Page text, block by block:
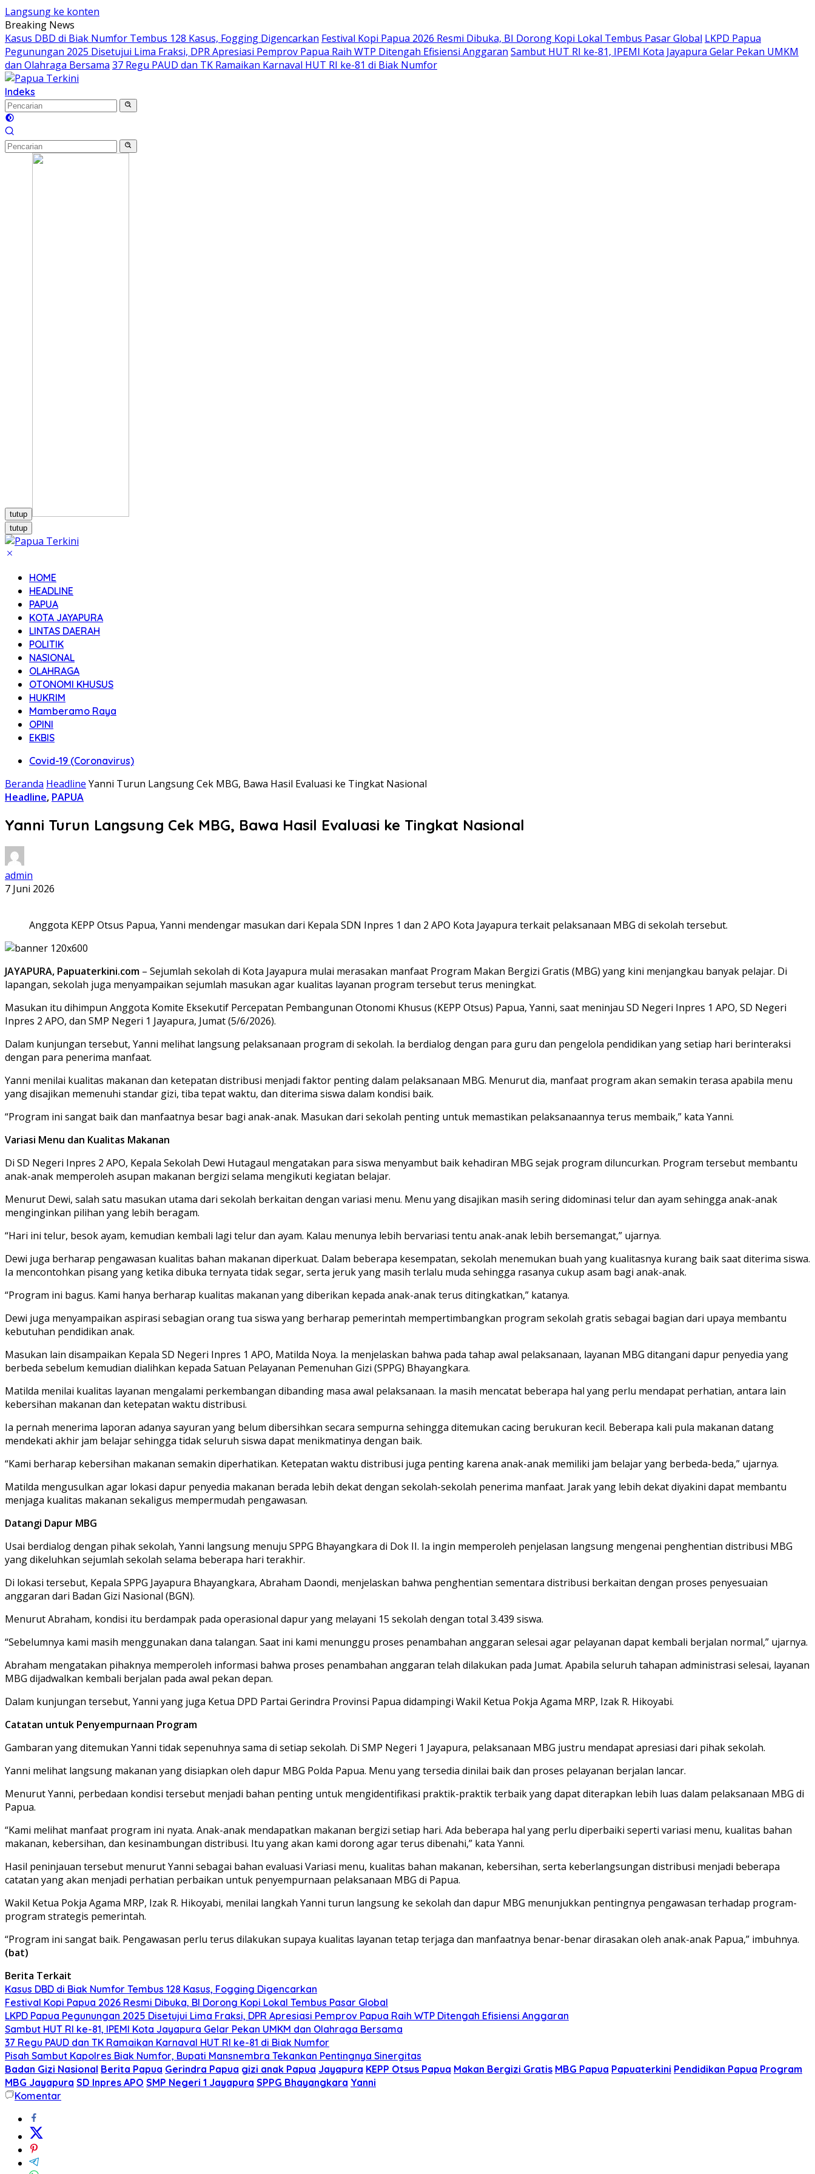
Langsung ke konten
Breaking News
Kasus DBD di Biak Numfor Tembus 128 Kasus, Fogging Digencarkan Festival Kopi Papua 2026 Resmi Dibuka, BI Dorong Kopi Lokal Tembus Pasar Global LKPD Papua
Pegunungan 2025 Disetujui Lima Fraksi, DPR Apresiasi Pemprov Papua Raih WTP Ditengah Efisiensi Anggaran Sambut HUT RI ke-81, IPEMI Kota Jayapura Gelar Pekan UMKM
dan Olahraga Bersama 37 Regu PAUD dan TK Ramaikan Karnaval HUT RI ke-81 di Biak Numfor
Indeks
tutup
tutup
HOME
HEADLINE
PAPUA
KOTA JAYAPURA
LINTAS DAERAH
POLITIK
NASIONAL
OLAHRAGA
OTONOMI KHUSUS
HUKRIM
Mamberamo Raya
OPINI
EKBIS
Covid-19 (Coronavirus)
Beranda Headline Yanni Turun Langsung Cek MBG, Bawa Hasil Evaluasi ke Tingkat Nasional
Headline, PAPUA
Yanni Turun Langsung Cek MBG, Bawa Hasil Evaluasi ke Tingkat Nasional
admin
7 Juni 2026
Anggota KEPP Otsus Papua, Yanni mendengar masukan dari Kepala SDN Inpres 1 dan 2 APO Kota Jayapura terkait pelaksanaan MBG di sekolah tersebut.
JAYAPURA, Papuaterkini.com – Sejumlah sekolah di Kota Jayapura mulai merasakan manfaat Program Makan Bergizi Gratis (MBG) yang kini menjangkau banyak pelajar. Di
lapangan, sekolah juga menyampaikan sejumlah masukan agar kualitas layanan program tersebut terus meningkat.
Masukan itu dihimpun Anggota Komite Eksekutif Percepatan Pembangunan Otonomi Khusus (KEPP Otsus) Papua, Yanni, saat meninjau SD Negeri Inpres 1 APO, SD Negeri
Inpres 2 APO, dan SMP Negeri 1 Jayapura, Jumat (5/6/2026).
Dalam kunjungan tersebut, Yanni melihat langsung pelaksanaan program di sekolah. Ia berdialog dengan para guru dan pengelola pendidikan yang setiap hari berinteraksi
dengan para penerima manfaat.
Yanni menilai kualitas makanan dan ketepatan distribusi menjadi faktor penting dalam pelaksanaan MBG. Menurut dia, manfaat program akan semakin terasa apabila menu
yang disajikan memenuhi standar gizi, tiba tepat waktu, dan diterima siswa dalam kondisi baik.
“Program ini sangat baik dan manfaatnya besar bagi anak-anak. Masukan dari sekolah penting untuk memastikan pelaksanaannya terus membaik,” kata Yanni.
Variasi Menu dan Kualitas Makanan
Di SD Negeri Inpres 2 APO, Kepala Sekolah Dewi Hutagaul mengatakan para siswa menyambut baik kehadiran MBG sejak program diluncurkan. Program tersebut membantu
anak-anak memperoleh asupan makanan bergizi selama mengikuti kegiatan belajar.
Menurut Dewi, salah satu masukan utama dari sekolah berkaitan dengan variasi menu. Menu yang disajikan masih sering didominasi telur dan ayam sehingga anak-anak
menginginkan pilihan yang lebih beragam.
“Hari ini telur, besok ayam, kemudian kembali lagi telur dan ayam. Kalau menunya lebih bervariasi tentu anak-anak lebih bersemangat,” ujarnya.
Dewi juga berharap pengawasan kualitas bahan makanan diperkuat. Dalam beberapa kesempatan, sekolah menemukan buah yang kualitasnya kurang baik saat diterima siswa.
Ia mencontohkan pisang yang ketika dibuka ternyata tidak segar, serta jeruk yang masih terlalu muda sehingga rasanya cukup asam bagi anak-anak.
“Program ini bagus. Kami hanya berharap kualitas makanan yang diberikan kepada anak-anak terus ditingkatkan,” katanya.
Dewi juga menyampaikan aspirasi sebagian orang tua siswa yang berharap pemerintah mempertimbangkan program sekolah gratis sebagai bagian dari upaya membantu
kebutuhan pendidikan anak.
Masukan lain disampaikan Kepala SD Negeri Inpres 1 APO, Matilda Noya. Ia menjelaskan bahwa pada tahap awal pelaksanaan, layanan MBG ditangani dapur penyedia yang
berbeda sebelum kemudian dialihkan kepada Satuan Pelayanan Pemenuhan Gizi (SPPG) Bhayangkara.
Matilda menilai kualitas layanan mengalami perkembangan dibanding masa awal pelaksanaan. Ia masih mencatat beberapa hal yang perlu mendapat perhatian, antara lain
kebersihan makanan dan ketepatan waktu distribusi.
Ia pernah menerima laporan adanya sayuran yang belum dibersihkan secara sempurna sehingga ditemukan cacing berukuran kecil. Beberapa kali pula makanan datang
mendekati akhir jam belajar sehingga tidak seluruh siswa dapat menikmatinya dengan baik.
“Kami berharap kebersihan makanan semakin diperhatikan. Ketepatan waktu distribusi juga penting karena anak-anak memiliki jam belajar yang berbeda-beda,” ujarnya.
Matilda mengusulkan agar lokasi dapur penyedia makanan berada lebih dekat dengan sekolah-sekolah penerima manfaat. Jarak yang lebih dekat diyakini dapat membantu
menjaga kualitas makanan sekaligus mempermudah pengawasan.
Datangi Dapur MBG
Usai berdialog dengan pihak sekolah, Yanni langsung menuju SPPG Bhayangkara di Dok II. Ia ingin memperoleh penjelasan langsung mengenai penghentian distribusi MBG
yang dikeluhkan sejumlah sekolah selama beberapa hari terakhir.
Di lokasi tersebut, Kepala SPPG Jayapura Bhayangkara, Abraham Daondi, menjelaskan bahwa penghentian sementara distribusi berkaitan dengan proses penyesuaian
anggaran dari Badan Gizi Nasional (BGN).
Menurut Abraham, kondisi itu berdampak pada operasional dapur yang melayani 15 sekolah dengan total 3.439 siswa.
“Sebelumnya kami masih menggunakan dana talangan. Saat ini kami menunggu proses penambahan anggaran selesai agar pelayanan dapat kembali berjalan normal,” ujarnya.
Abraham mengatakan pihaknya memperoleh informasi bahwa proses penambahan anggaran telah dilakukan pada Jumat. Apabila seluruh tahapan administrasi selesai, layanan
MBG dijadwalkan kembali berjalan pada awal pekan depan.
Dalam kunjungan tersebut, Yanni yang juga Ketua DPD Partai Gerindra Provinsi Papua didampingi Wakil Ketua Pokja Agama MRP, Izak R. Hikoyabi.
Catatan untuk Penyempurnaan Program
Gambaran yang ditemukan Yanni tidak sepenuhnya sama di setiap sekolah. Di SMP Negeri 1 Jayapura, pelaksanaan MBG justru mendapat apresiasi dari pihak sekolah.
Yanni melihat langsung makanan yang disiapkan oleh dapur MBG Polda Papua. Menu yang tersedia dinilai baik dan proses pelayanan berjalan lancar.
Menurut Yanni, perbedaan kondisi tersebut menjadi bahan penting untuk mengidentifikasi praktik-praktik terbaik yang dapat diterapkan lebih luas dalam pelaksanaan MBG di
Papua.
“Kami melihat manfaat program ini nyata. Anak-anak mendapatkan makanan bergizi setiap hari. Ada beberapa hal yang perlu diperbaiki seperti variasi menu, kualitas bahan
makanan, kebersihan, dan kesinambungan distribusi. Itu yang akan kami dorong agar terus dibenahi,” kata Yanni.
Hasil peninjauan tersebut menurut Yanni sebagai bahan evaluasi Variasi menu, kualitas bahan makanan, kebersihan, serta keberlangsungan distribusi menjadi beberapa
catatan yang akan menjadi perhatian perbaikan untuk penyempurnaan pelaksanaan MBG di Papua.
Wakil Ketua Pokja Agama MRP, Izak R. Hikoyabi, menilai langkah Yanni turun langsung ke sekolah dan dapur MBG menunjukkan pentingnya pengawasan terhadap program-
program strategis pemerintah.
“Program ini sangat baik. Pengawasan perlu terus dilakukan supaya kualitas layanan tetap terjaga dan manfaatnya benar-benar dirasakan oleh anak-anak Papua,” imbuhnya.
(bat)
Berita Terkait
Kasus DBD di Biak Numfor Tembus 128 Kasus, Fogging Digencarkan
Festival Kopi Papua 2026 Resmi Dibuka, BI Dorong Kopi Lokal Tembus Pasar Global
LKPD Papua Pegunungan 2025 Disetujui Lima Fraksi, DPR Apresiasi Pemprov Papua Raih WTP Ditengah Efisiensi Anggaran
Sambut HUT RI ke-81, IPEMI Kota Jayapura Gelar Pekan UMKM dan Olahraga Bersama
37 Regu PAUD dan TK Ramaikan Karnaval HUT RI ke-81 di Biak Numfor
Pisah Sambut Kapolres Biak Numfor, Bupati Mansnembra Tekankan Pentingnya Sinergitas
Badan Gizi Nasional Berita Papua Gerindra Papua gizi anak Papua Jayapura KEPP Otsus Papua Makan Bergizi Gratis MBG Papua Papuaterkini Pendidikan Papua Program
MBG Jayapura SD Inpres APO SMP Negeri 1 Jayapura SPPG Bhayangkara Yanni
Komentar